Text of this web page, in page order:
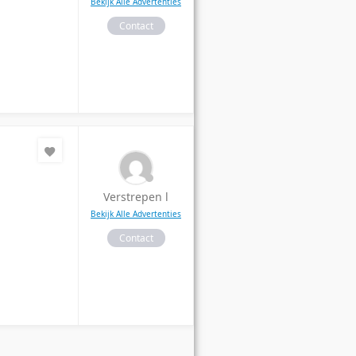
Contact
Verstrepen l
Bekijk Alle Advertenties
Contact